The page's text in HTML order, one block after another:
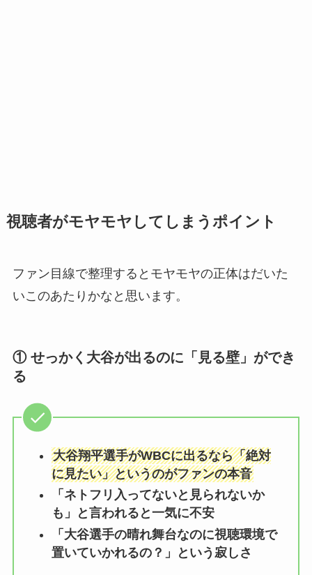
視聴者がモヤモヤしてしまうポイント
ファン目線で整理するとモヤモヤの正体はだいた
いこのあたりかなと思います。
① せっかく大谷が出るのに「見る壁」ができ
る
大谷翔平選手がWBCに出るなら「絶対
に見たい」というのがファンの本音
「ネトフリ入ってないと見られないか
も」と言われると一気に不安
「大谷選手の晴れ舞台なのに視聴環境で
置いていかれるの？」という寂しさ